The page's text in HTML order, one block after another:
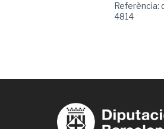
Referència:
4814